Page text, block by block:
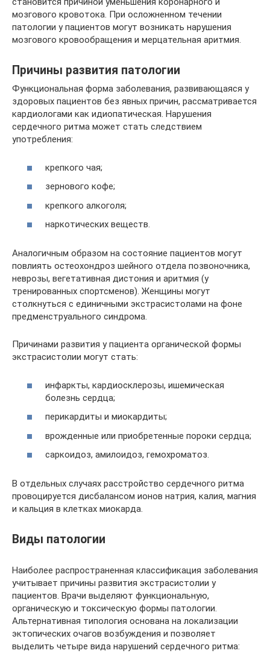
мозгового кровотока. При осложненном течении
патологии у пациентов могут возникать нарушения
мозгового кровообращения и мерцательная аритмия.
Причины развития патологии
Функциональная форма заболевания, развивающаяся у
здоровых пациентов без явных причин, рассматривается
кардиологами как идиопатическая. Нарушения
сердечного ритма может стать следствием
употребления:
крепкого чая;
зернового кофе;
крепкого алкоголя;
наркотических веществ.
Аналогичным образом на состояние пациентов могут
повлиять остеохондроз шейного отдела позвоночника,
неврозы, вегетативная дистония и аритмия (у
тренированных спортсменов). Женщины могут
столкнуться с единичными экстрасистолами на фоне
предменструального синдрома.
Причинами развития у пациента органической формы
экстрасистолии могут стать:
инфаркты, кардиосклерозы, ишемическая
болезнь сердца;
перикардиты и миокардиты;
врожденные или приобретенные пороки сердца;
саркоидоз, амилоидоз, гемохроматоз.
В отдельных случаях расстройство сердечного ритма
провоцируется дисбалансом ионов натрия, калия, магния
и кальция в клетках миокарда.
Виды патологии
Наиболее распространенная классификация заболевания
учитывает причины развития экстрасистолии у
пациентов. Врачи выделяют функциональную,
органическую и токсическую формы патологии.
Альтернативная типология основана на локализации
эктопических очагов возбуждения и позволяет
выделить четыре вида нарушений сердечного ритма: